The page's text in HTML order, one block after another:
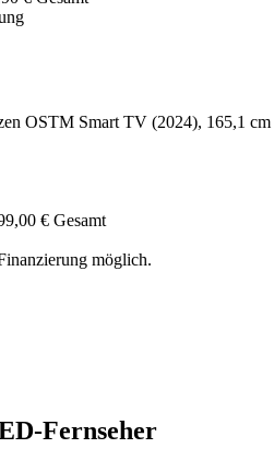
OSTM Smart TV (2024), 165,1
€ Gesamt
möglich.
Fernseher